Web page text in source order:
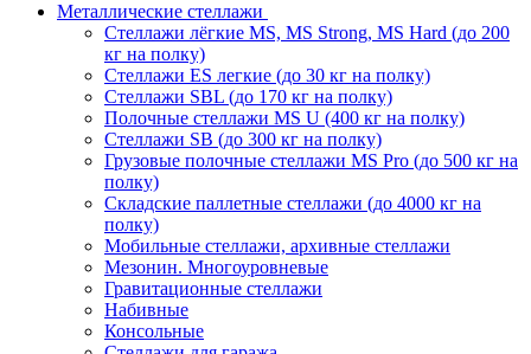
Металлические стеллажи
Стеллажи лёгкие MS, MS Strong, MS Hard (до 200
кг на полку)
Стеллажи ES легкие (до 30 кг на полку)
Стеллажи SBL (до 170 кг на полку)
Полочные стеллажи MS U (400 кг на полку)
Стеллажи SB (до 300 кг на полку)
Грузовые полочные стеллажи MS Pro (до 500 кг на
полку)
Складские паллетные стеллажи (до 4000 кг на
полку)
Мобильные стеллажи, архивные стеллажи
Мезонин. Многоуровневые
Гравитационные стеллажи
Набивные
Консольные